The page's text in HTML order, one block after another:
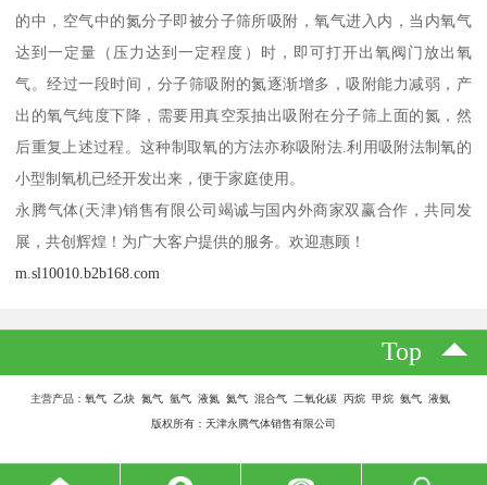
的中，空气中的氮分子即被分子筛所吸附，氧气进入内，当内氧气
达到一定量（压力达到一定程度）时，即可打开出氧阀门放出氧
气。经过一段时间，分子筛吸附的氮逐渐增多，吸附能力减弱，产
出的氧气纯度下降，需要用真空泵抽出吸附在分子筛上面的氮，然
后重复上述过程。这种制取氧的方法亦称吸附法.利用吸附法制氧的
小型制氧机已经开发出来，便于家庭使用。
永腾气体(天津)销售有限公司竭诚与国内外商家双赢合作，共同发
展，共创辉煌！为广大客户提供的服务。欢迎惠顾！
m.sl10010.b2b168.com
Top
主营产品：氧气 乙炔 氮气 氩气 液氮 氦气 混合气 二氧化碳 丙烷 甲烷 氨气 液氨
版权所有：天津永腾气体销售有限公司